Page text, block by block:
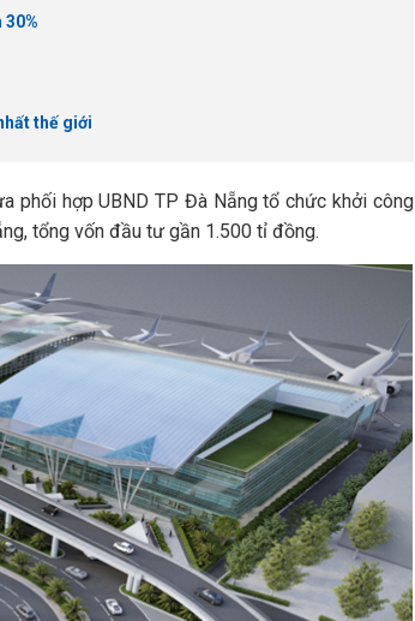
thế giới
phối hợp UBND TP Đà Nẵng tổ chức khởi công
tổng vốn đầu tư gần 1.500 tỉ đồng.